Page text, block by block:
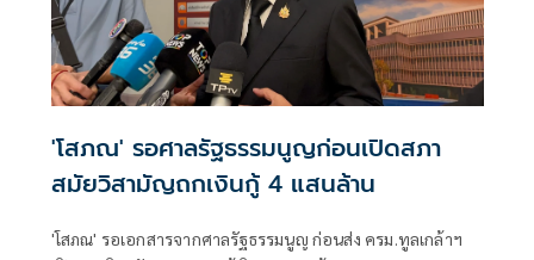
'โสภณ' รอศาลรัฐธรรมนูญก่อนเปิดสภา
สมัยวิสามัญถกเงินกู้ 4 แสนล้าน
'โสภณ' รอเอกสารจากศาลรัฐธรรมนูญ ก่อนส่ง ครม.ทูลเกล้าฯ